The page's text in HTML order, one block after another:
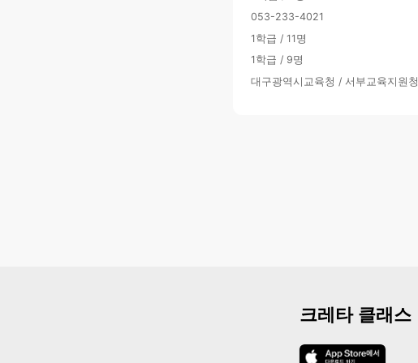
053-233-4021
1학급 / 11명
1학급 / 9명
대구광역시교육청 / 서부교육지원청
크레타 클래스